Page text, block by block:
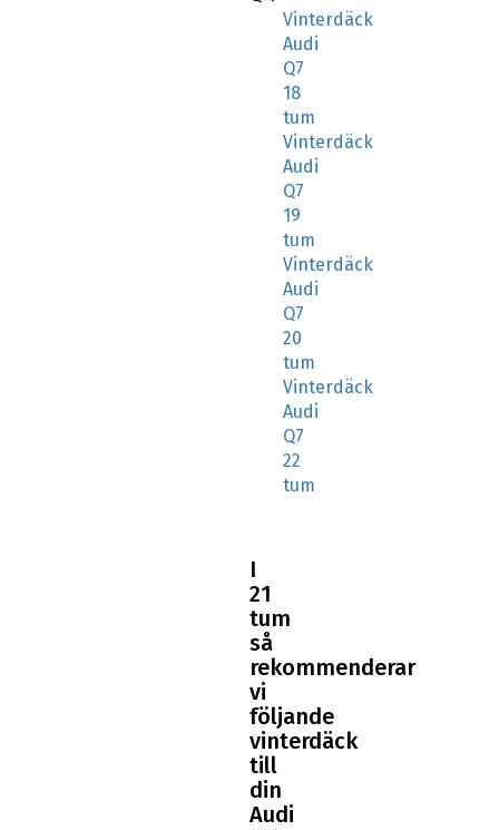
Audi
Q7
18
tum
Vinterdäck
Audi
Q7
19
tum
Vinterdäck
Audi
Q7
20
tum
Vinterdäck
Audi
Q7
22
tum
21
tum
så
rekommenderar
vi
följande
vinterdäck
till
din
Audi
Q7